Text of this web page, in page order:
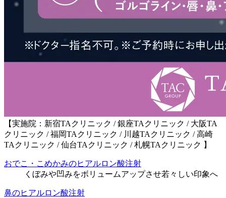
【実施院：新宿TAクリニック / 銀座TAクリニック / 大阪TA
クリニック / 福岡TAクリニック / 川越TAクリニック / 高崎
TAクリニック / 仙台TAクリニック / 札幌TAクリニック 】
おでこ・こめかみのヒアルロン酸注射
くぼみや凹みをボリュームアップさせ若々しい印象へ
鼻のヒアルロン酸注射